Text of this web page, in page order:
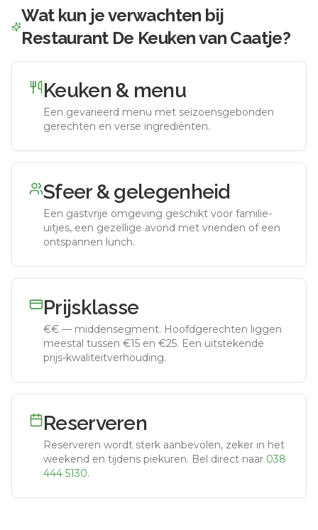
Wat kun je verwachten bij
Restaurant De Keuken van Caatje?
Keuken & menu
Een gevarieerd menu met seizoensgebonden
gerechten en verse ingrediënten.
Sfeer & gelegenheid
Een gastvrije omgeving geschikt voor familie-
uitjes, een gezellige avond met vrienden of een
ontspannen lunch.
Prijsklasse
€€ — middensegment. Hoofdgerechten liggen
meestal tussen €15 en €25. Een uitstekende
prijs-kwaliteitverhouding.
Reserveren
Reserveren wordt sterk aanbevolen, zeker in het
weekend en tijdens piekuren. Bel direct naar 038
444 5130.